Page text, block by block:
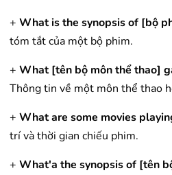
+ What is the synopsis of [bộ
tóm tắt của một bộ phim.
+ What [tên bộ môn thể thao]
Thông tin về một môn thể thao
+ What are some movies
trí và thời gian chiếu phim.
+ What'a the synopsis of [tên